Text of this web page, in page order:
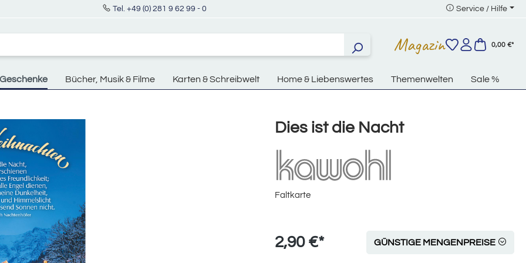
Tel. +49 (0) 281 9 62 99 - 0 Service / Hilfe
Magazin 0,00 €*
Geschenke Bücher, Musik & Filme Karten & Schreibwelt Home & Liebenswertes Themenwelten Sale %
Dies ist die Nacht
Faltkarte
2,90 €* GÜNSTIGE MENGENPREISE